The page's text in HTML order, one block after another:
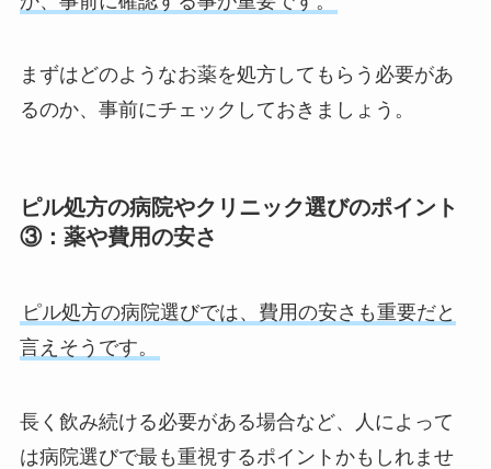
まずはどのようなお薬を処方してもらう必要があ
るのか、事前にチェックしておきましょう。
ピル処方の病院やクリニック選びのポイント
③：薬や費用の安さ
ピル処方の病院選びでは、費用の安さも重要だと
言えそうです。
長く飲み続ける必要がある場合など、人によって
は病院選びで最も重視するポイントかもしれませ